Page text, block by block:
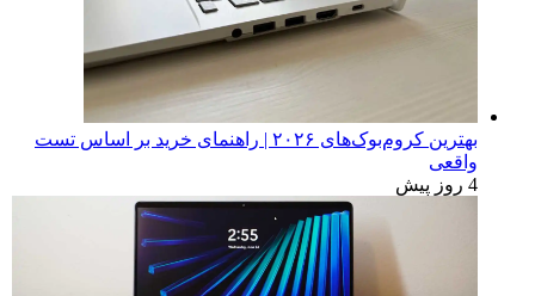
بهترین کروم‌بوک‌های ۲۰۲۶ | راهنمای خرید بر اساس تست
واقعی
4 روز پیش